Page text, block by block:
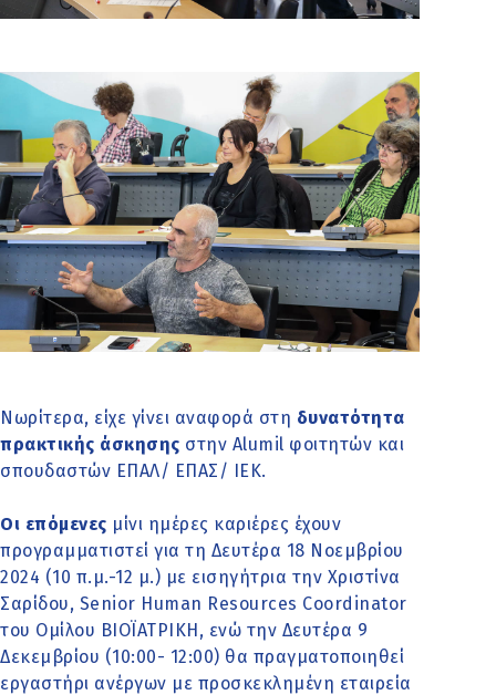
Νωρίτερα, είχε γίνει αναφορά στη δυνατότητα
πρακτικής άσκησης στην Alumil φοιτητών και
σπουδαστών ΕΠΑΛ/ ΕΠΑΣ/ ΙΕΚ.
Οι επόμενες μίνι ημέρες καριέρες έχουν
προγραμματιστεί για τη Δευτέρα 18 Νοεμβρίου
2024 (10 π.μ.-12 μ.) με εισηγήτρια την Χριστίνα
Σαρίδου, Senior Human Resources Coordinator
του Ομίλου ΒΙΟΪΑΤΡΙΚΗ, ενώ την Δευτέρα 9
Δεκεμβρίου (10:00- 12:00) θα πραγματοποιηθεί
εργαστήρι ανέργων με προσκεκλημένη εταιρεία